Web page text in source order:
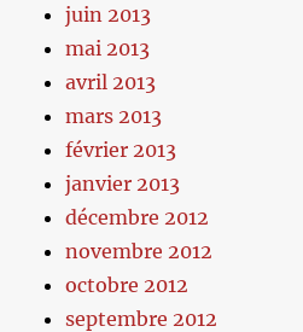
juin 2013
mai 2013
avril 2013
mars 2013
février 2013
janvier 2013
décembre 2012
novembre 2012
octobre 2012
septembre 2012